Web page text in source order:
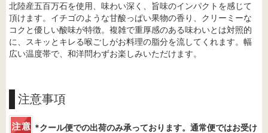
北陸産五百万石を使用、味わい深く、旨味のインパクトを感じて
頂けます。イチゴのような甘酸っぱい果物の香り、クリーミーな
コクと優しい酸味が特徴。複雑で重厚感のある味わいとは対照的
に、スキッとキレる喉ごしがお料理の脂分を流してくれます。幅
広い温度帯で、和洋問わずお楽しみいただけます。
注意事項
*クール便での出荷のみ承っております。通常便ではお受け